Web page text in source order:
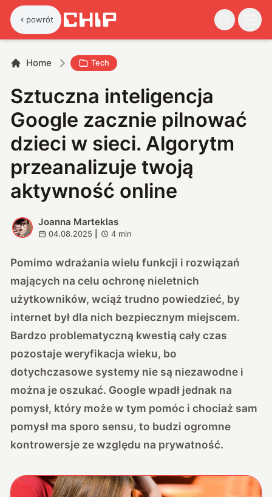
powrót
Home Tech
Sztuczna inteligencja
Google zacznie pilnować
dzieci w sieci. Algorytm
przeanalizuje twoją
aktywność online
J
Joanna Marteklas
04.08.2025 4 min
Pomimo wdrażania wielu funkcji i rozwiązań
mających na celu ochronę nieletnich
użytkowników, wciąż trudno powiedzieć, by
internet był dla nich bezpiecznym miejscem.
Bardzo problematyczną kwestią cały czas
pozostaje weryfikacja wieku, bo
dotychczasowe systemy nie są niezawodne i
można je oszukać. Google wpadł jednak na
pomysł, który może w tym pomóc i chociaż sam
pomysł ma sporo sensu, to budzi ogromne
kontrowersje ze względu na prywatność.